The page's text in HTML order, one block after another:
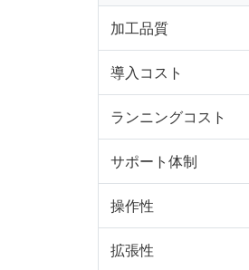
加工品質
導入コスト
ランニングコスト
サポート体制
操作性
拡張性